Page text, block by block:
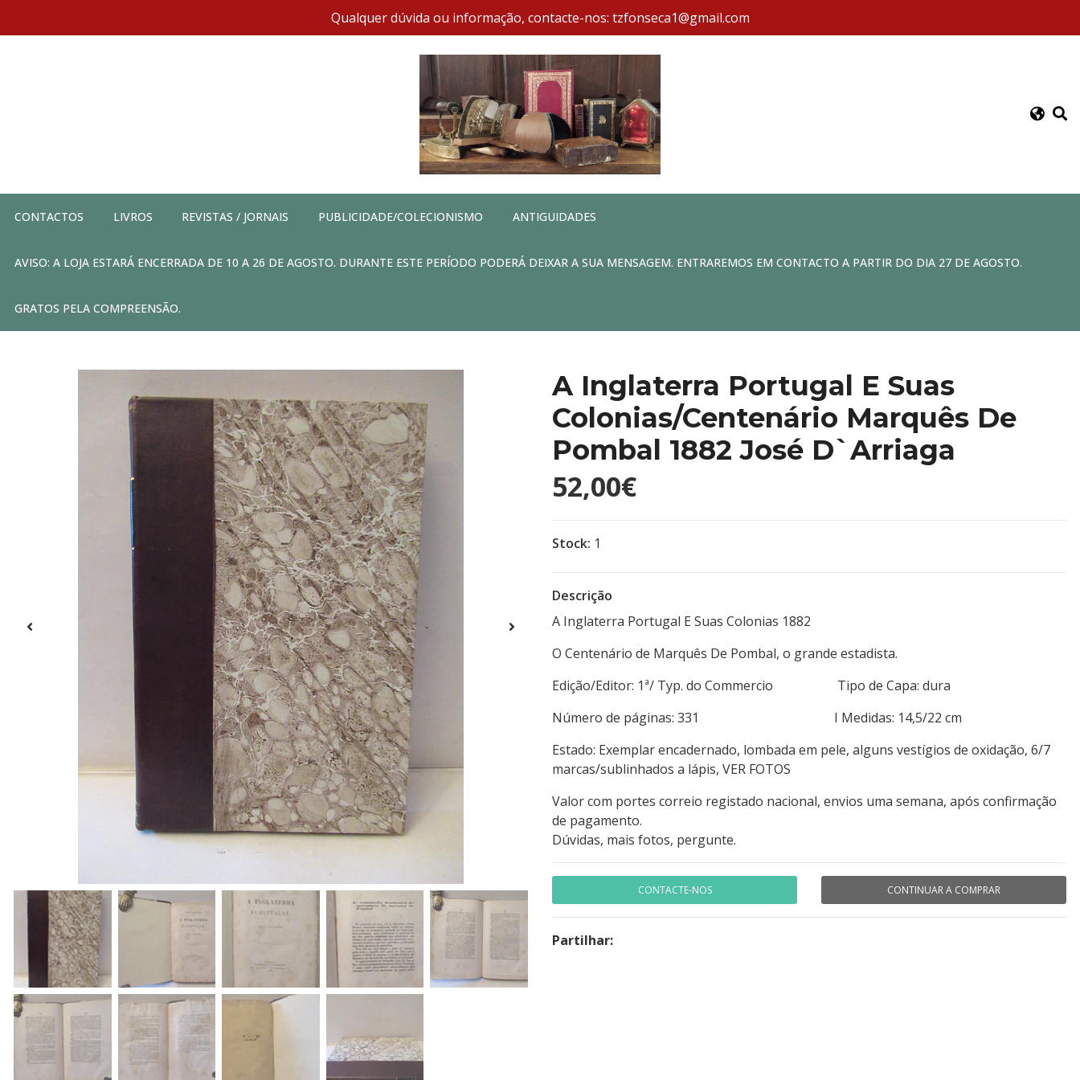
Qualquer dúvida ou informação, contacte-nos: tzfonseca1@gmail.com
CONTACTOS LIVROS REVISTAS / JORNAIS PUBLICIDADE/COLECIONISMO ANTIGUIDADES
AVISO: A LOJA ESTARÁ ENCERRADA DE 10 A 26 DE AGOSTO. DURANTE ESTE PERÍODO PODERÁ DEIXAR A SUA MENSAGEM. ENTRAREMOS EM CONTACTO A PARTIR DO DIA 27 DE AGOSTO.
GRATOS PELA COMPREENSÃO.
A Inglaterra Portugal E Suas
Colonias/Centenário Marquês De
Pombal 1882 José D`Arriaga
52,00€
Stock: 1
Descrição
A Inglaterra Portugal E Suas Colonias 1882
O Centenário de Marquês De Pombal, o grande estadista.
Edição/Editor: 1ª/ Typ. do Commercio Tipo de Capa: dura
Número de páginas: 331 I Medidas: 14,5/22 cm
Estado: Exemplar encadernado, lombada em pele, alguns vestígios de oxidação, 6/7
marcas/sublinhados a lápis, VER FOTOS
Valor com portes correio registado nacional, envios uma semana, após confirmação
de pagamento.
Dúvidas, mais fotos, pergunte.
CONTACTE-NOS CONTINUAR A COMPRAR
Partilhar: